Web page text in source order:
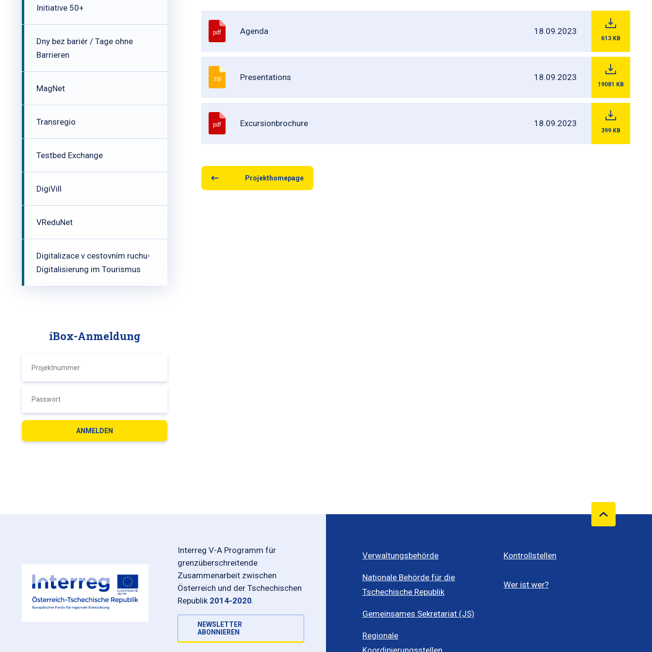
Initiative 50+
Dny bez bariér / Tage ohne
Barrieren
MagNet
Transregio
Testbed Exchange
DigiVill
VReduNet
Digitalizace v cestovním ruchu-
Digitalisierung im Tourismus
iBox-Anmeldung
pdf Agenda 18.09.2023
613 KB
zip Presentations 18.09.2023
19081 KB
pdf Excursionbrochure 18.09.2023
399 KB
Projekthomepage
Interreg V-A Programm für
grenzüberschreitende
Zusammenarbeit zwischen
Österreich und der Tschechischen
Republik 2014-2020.
NEWSLETTER
ABONNIEREN
Verwaltungsbehörde
Nationale Behörde für die
Tschechische Republik
Gemeinsames Sekretariat (JS)
Regionale
Koordinierungsstellen
Kontrollstellen
Wer ist wer?